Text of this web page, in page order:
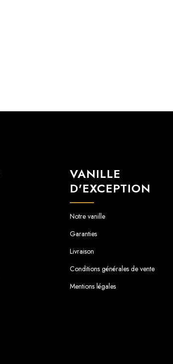
VANILLE
D'EXCEPTION
Notre vanille
Garanties
Livraison
Conditions générales de vente
Mentions légales